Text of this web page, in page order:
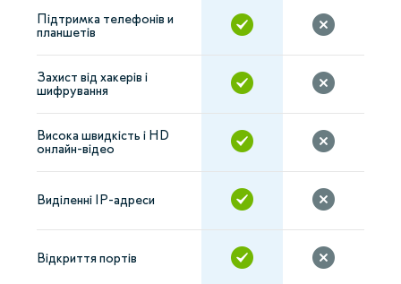
Підтримка телефонів и
планшетів
Захист від хакерів і
шифрування
Висока швидкість і HD
онлайн-відео
Виділенні IP-адреси
Відкриття портів